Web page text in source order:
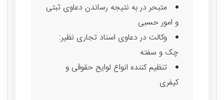
متبحر در به نتیجه رساندن دعاوی ثبتی
و امور حسبی
وکالت در دعاوی اسناد تجاری نظیر:
چک و سفته
تنظیم کننده انواع لوایح حقوقی و
کیفری